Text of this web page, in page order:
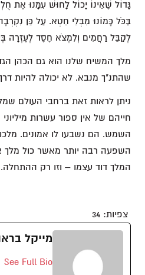
גָּדוֹל שֶׁאֵינוֹ יָכוֹל לָחוּשׁ עִמָּנוּ אֶת
בַּכֹּל כָּמוֹנוּ מִבְּלִי חֵטְא. עַל כֵּן
לְקַבֵּל רַחֲמִים וְלִמְצֹא חֶסֶד לְעֶזְרָה
מלך המשיח שלנו הוא גם הכהן
שהתנ"ך מנבא. לא יכולה להיות
ניתן לראות זאת ברחבי העולם
חייהם של אין ספור עשרות
השמש. הם נשבעו לו אמונים.
השפעה רבה יותר מאשר כול מלך
המלך דוד עצמו – וזו רק ההתחלה.
צפיות: 34
מייקל
See Full Bio